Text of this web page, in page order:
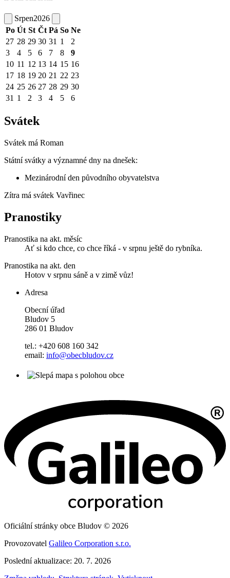
Srpen2026
Po Út St Čt Pá So Ne
27 28 29 30 31 1
2
3
4 5 6 7 8
9
10 11 12 13 14 15 16
17 18 19 20 21 22 23
24 25 26 27 28 29 30
31 1 2 3 4 5 6
Svátek
Svátek má Roman
Státní svátky a významné dny na dnešek:
Mezinárodní den původního obyvatelstva
Zítra má svátek Vavřinec
Pranostiky
Pranostika na akt. měsíc
Ať si kdo chce, co chce říká - v srpnu ještě do rybníka.
Pranostika na akt. den
Hotov v srpnu sáně a v zimě vůz!
Adresa
Obecní úřad
Bludov 5
286 01 Bludov
tel.: +420 608 160 342
email: info@obecbludov.cz
Oficiální stránky obce Bludov © 2026
Provozovatel Galileo Corporation s.r.o.
Poslední aktualizace: 20. 7. 2026